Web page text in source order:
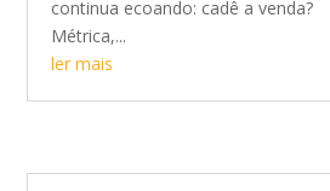
continua ecoando: cadê a venda?
Métrica,...
ler mais